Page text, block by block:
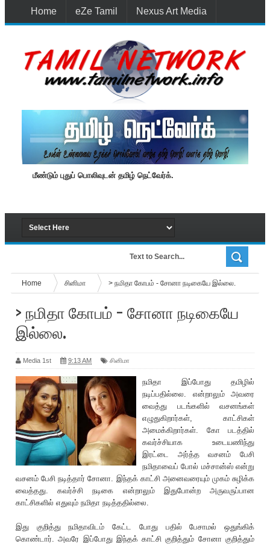
Home eZe Tamil Nexus Art Media
மீண்டும் புதுப் பொலிவுடன் தமிழ் நெட்வேர்க்.
Home சினிமா > நமிதா கோபம் - சோனா நடிகையே இல்லை.
> நமிதா கோபம் - சோனா நடிகையே
இல்லை.
Media 1st 9:13 AM சினிமா
நமிதா இப்போது தமிழில்
நடிப்பதில்லை. என்றாலும் அவரை
வைத்து படங்களில் வசனங்கள்
எழுதுகிறார்கள், காட்சிகள்
அமைக்கிறார்கள். கோ படத்தில்
கவர்ச்சியாக உடையணிந்து
இரட்டை அர்த்த வசனம் பேசி
நமிதாவைப் போல் மச்சான்ஸ் என்று
வசனம் பேசி நடித்தார் சோனா. இந்தக் காட்சி அனைவரையும் முகம் சுழிக்க
வைத்தது. கவர்ச்சி நடிகை என்றாலும் இதுபோன்ற அருவருப்பான
காட்சிகளில் எதுவும் நமிதா நடித்ததில்லை.
இது குறித்து நமிதாவிடம் கேட்ட போது பதில் பேசாமல் ஒதுங்கிக்
கொண்டார். அவரே இப்போது இந்த‌க் காட்சி குறித்தும் சோனா குறித்தும்